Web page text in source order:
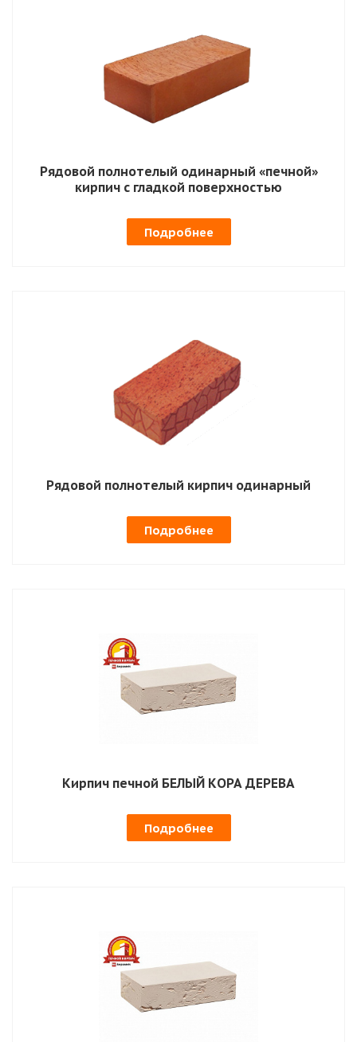
Рядовой полнотелый одинарный «печной»
кирпич с гладкой поверхностью
Подробнее
Рядовой полнотелый кирпич одинарный
Подробнее
Кирпич печной БЕЛЫЙ КОРА ДЕРЕВА
Подробнее